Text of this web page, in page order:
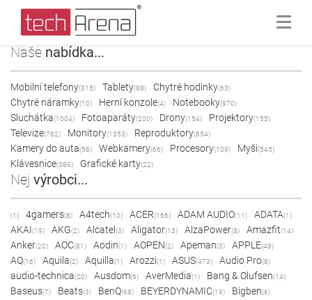
Naše nabídka...
Mobilní telefony(315) Tablety(88) Chytré hodinky(63)
Chytré náramky(10) Herní konzole(4) Notebooky(970)
Sluchátka(1004) Fotoaparáty(200) Drony(154) Projektory(155)
Televize(782) Monitory(1353) Reproduktory(854)
Kamery do auta(58) Webkamery(66) Procesory(109) Myši(545)
Klávesnice(389) Grafické karty(22)
Nej výrobci...
(1) 4gamers(8) A4tech(10) ACER(166) ADAM AUDIO(11) ADATA(1)
AKAI(19) AKG(2) Alcatel (3) Aligator(13) AlzaPower(8) Amazfit(14)
Anker(20) AOC(81) Aodin(1) AOPEN(2) Apeman(3) APPLE(48)
AQ(16) Aquila(2) Aquilla(1) Arozzi(1) ASUS(473) Audio Pro(8)
audio-technica(20) Ausdom(6) AverMedia(1) Bang & Olufsen(14)
Baseus(7) Beats(3) BenQ(68) BEYERDYNAMIC(19) Bigben(6)